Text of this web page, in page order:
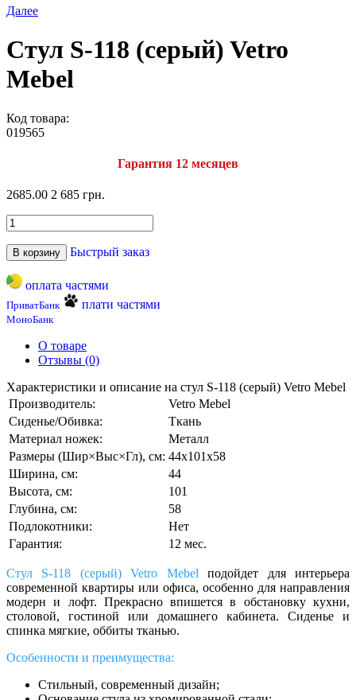
Далее
Стул S-118 (серый) Vetro
Mebel
Код товара:
019565
Гарантия 12 месяцев
2685.00 2 685 грн.
В корзину Быстрый заказ
оплата частями
ПриватБанк плати частями
МоноБанк
О товаре
Отзывы (0)
Характеристики и описание на стул S-118 (серый) Vetro Mebel
Производитель:
Vetro Mebel
Сиденье/Обивка:
Ткань
Материал ножек:
Металл
Размеры (Шир×Выс×Гл), см: 44х101х58
Ширина, см:
44
Высота, см:
101
Глубина, см:
58
Подлокотники:
Нет
Гарантия:
12 мес.
Стул S-118 (серый) Vetro Mebelподойдет для интерьера
современной квартиры или офиса, особенно для направления
модерн и лофт. Прекрасно впишется в обстановку кухни,
столовой, гостиной или домашнего кабинета. Сиденье и
спинка мягкие, оббиты тканью.
Особенности и преимущества:
Стильный, современный дизайн;